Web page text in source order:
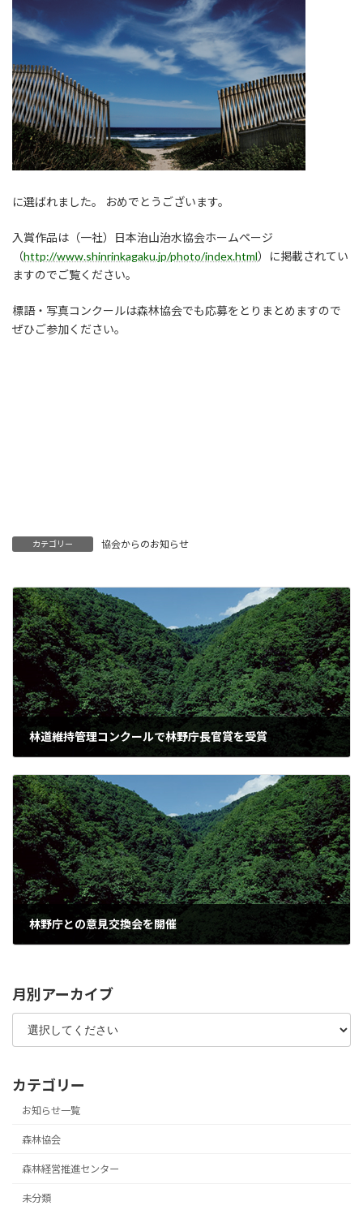
に選ばれました。 おめでとうございます。
入賞作品は（一社）日本治山治水協会ホームページ
（http://www.shinrinkagaku.jp/photo/index.html）に掲載されてい
ますのでご覧ください。
標語・写真コンクールは森林協会でも応募をとりまとめますので
ぜひご参加ください。
カテゴリー 協会からのお知らせ
林道維持管理コンクールで林野庁長官賞を受賞
林野庁との意見交換会を開催
月別アーカイブ
カテゴリー
お知らせ一覧
森林協会
森林経営推進センター
未分類